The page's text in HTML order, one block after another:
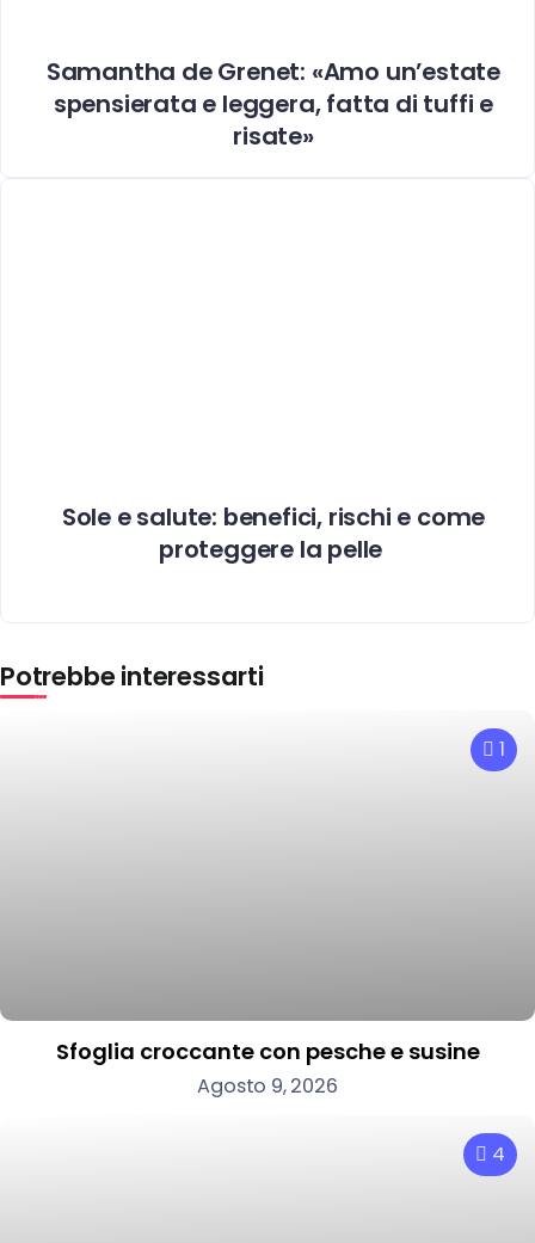
Samantha de Grenet: «Amo un’estate
spensierata e leggera, fatta di tuffi e
risate»
Sole e salute: benefici, rischi e come
proteggere la pelle
Potrebbe interessarti
1
Sfoglia croccante con pesche e susine
Agosto 9, 2026
4